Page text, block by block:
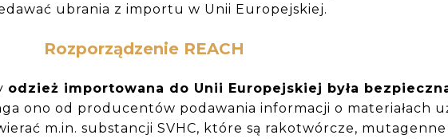
ubrania z importu w Unii Europejskiej.
Rozporządzenie REACH
odzież importowana do Unii Europejskiej była
ono od producentów podawania informacji o materiałach
m.in. substancji SVHC, które są rakotwórcze,